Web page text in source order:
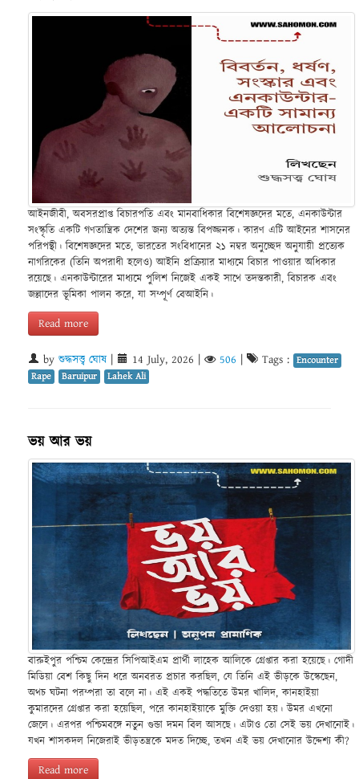
আইনজীবী, অবসরপ্রাপ্ত বিচারপতি এবং মানবাধিকার বিশেষজ্ঞদের মতে, এনকাউন্টার
সংস্কৃতি একটি গণতান্ত্রিক দেশের জন্য অত্যন্ত বিপজ্জনক। কারণ এটি আইনের শাসনের
পরিপন্থী। বিশেষজ্ঞদের মতে, ভারতের সংবিধানের ২১ নম্বর অনুচ্ছেদ অনুযায়ী প্রত্যেক
নাগরিকের (তিনি অপরাধী হলেও) আইনি প্রক্রিয়ার মাধ্যমে বিচার পাওয়ার অধিকার
রয়েছে। এনকাউন্টারের মাধ্যমে পুলিশ নিজেই একই সাথে তদন্তকারী, বিচারক এবং
জল্লাদের ভূমিকা পালন করে, যা সম্পূর্ণ বেআইনি।
Read more
by শুদ্ধসত্ত্ব ঘোষ | 14 July, 2026 | 506 | Tags : Encounter
Rape
Baruipur Lahek Ali
ভয় আর ভয়
বারুইপুর পশ্চিম কেন্দ্রের সিপিআইএম প্রার্থী লাহেক আলিকে গ্রেপ্তার করা হয়েছে। গোদী
মিডিয়া বেশ কিছু দিন ধরে অনবরত প্রচার করছিল, যে তিনি এই ভীড়কে উস্কেছেন,
অথচ ঘটনা পরম্পরা তা বলে না। এই একই পদ্ধতিতে উমর খালিদ, কানহাইয়া
কুমারদের গ্রেপ্তার করা হয়েছিল, পরে কানহাইয়াকে মুক্তি দেওয়া হয়। উমর এখনো
জেলে। এরপর পশ্চিমবঙ্গে নতুন গুন্ডা দমন বিল আসছে। এটাও তো সেই ভয় দেখানোই।
যখন শাসকদল নিজেরাই ভীড়তন্ত্রকে মদত দিচ্ছে, তখন এই ভয় দেখানোর উদ্দেশ্য কী?
Read more